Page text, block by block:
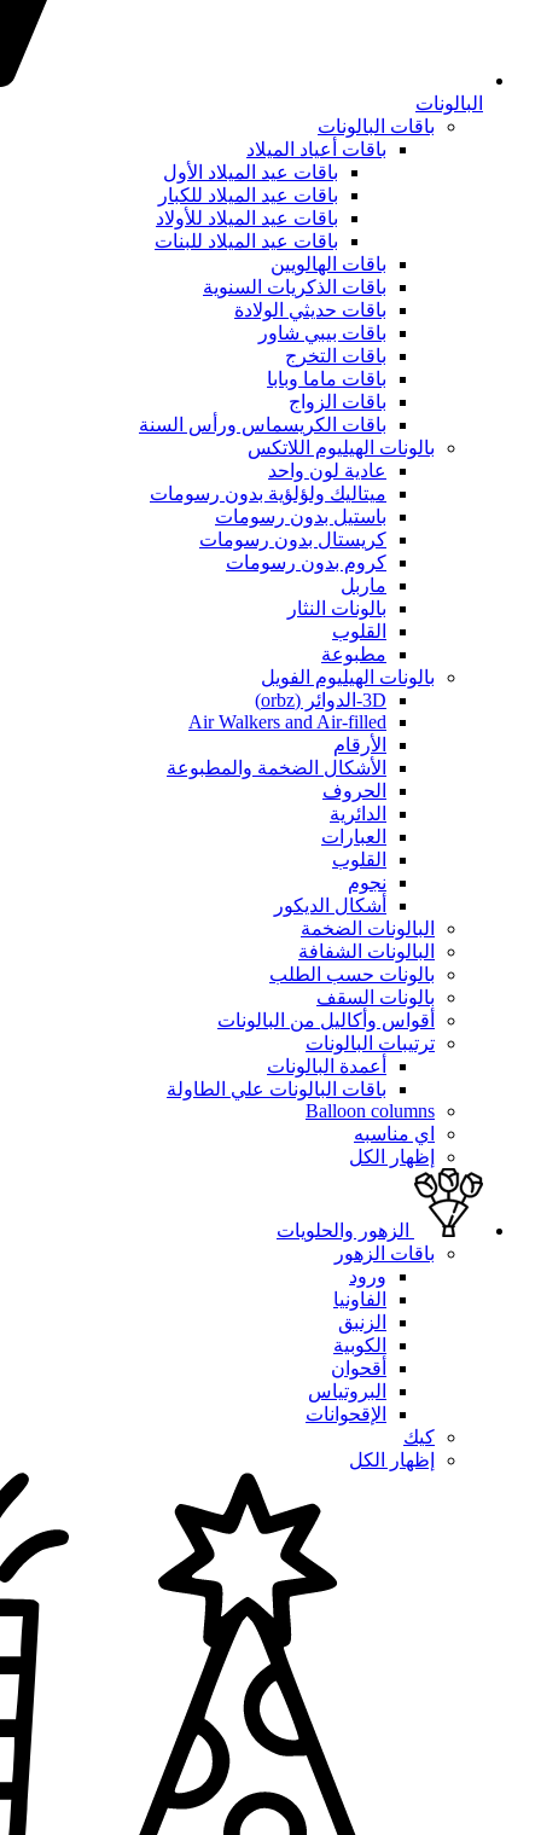
البالونات
باقات البالونات
باقات أعياد الميلاد
باقات عيد الميلاد الأول
باقات عيد الميلاد للكبار
باقات عيد الميلاد للأولاد
باقات عيد الميلاد للبنات
باقات الهالويين
باقات الذكريات السنوية
باقات حديثي الولادة
باقات بيبي شاور
باقات التخرج
باقات ماما وبابا
باقات الزواج
باقات الكريسماس ورأس السنة
بالونات الهيليوم اللاتكس
عادية لون واحد
ميتاليك ولؤلؤية بدون رسومات
باستيل بدون رسومات
كريستال بدون رسومات
كروم بدون رسومات
ماربل
بالونات النثار
القلوب
مطبوعة
بالونات الهيليوم الفويل
3D-الدوائر (orbz)
Air Walkers and Air-filled
الأرقام
الأشكال الضخمة والمطبوعة
الحروف
الدائرية
العبارات
القلوب
نجوم
أشكال الديكور
البالونات الضخمة
البالونات الشفافة
بالونات حسب الطلب
بالونات السقف
أقواس وأكاليل من البالونات
ترتيبات البالونات
أعمدة البالونات
باقات البالونات علي الطاولة
Balloon columns
اي مناسبه
إظهار الكل
الزهور والحلويات
باقات الزهور
ورود
الفاونيا
الزنبق
الكوبية
أقحوان
البروتياس
الإقحوانات
كيك
إظهار الكل